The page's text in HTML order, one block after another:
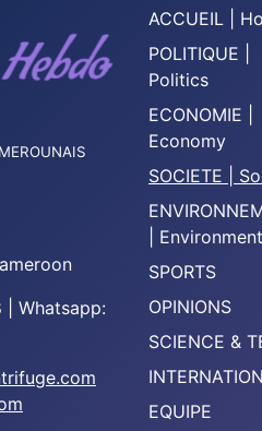
Whatsapp:
ACCUEIL |
POLITIQUE |
Politics
ECONOMIE |
Economy
SOCIETE |
| Environment
SPORTS
OPINIONS
SCIENCE &
EQUIPE